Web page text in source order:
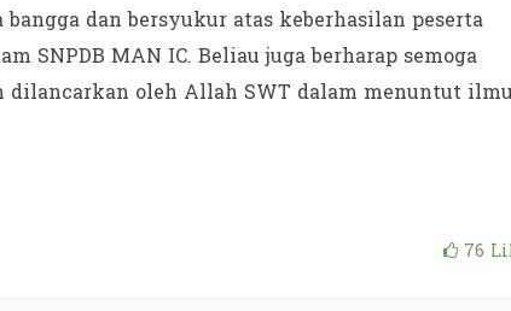
bangga dan bersyukur atas keberhasilan peserta
SNPDB MAN IC. Beliau juga berharap semoga
dilancarkan oleh Allah SWT dalam menuntut
76